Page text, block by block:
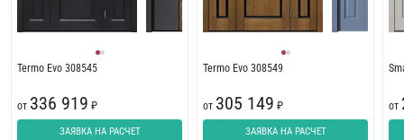
Termo Evo 308545
от 336 919 ₽
ЗАЯВКА НА РАСЧЕТ
Termo Evo 308549
от 305 149 ₽
ЗАЯВКА НА РАСЧЕТ
от